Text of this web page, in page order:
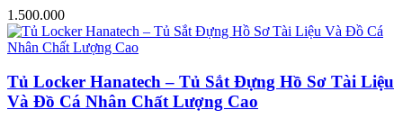
1.500.000
Tủ Locker Hanatech – Tủ Sắt Đựng Hồ Sơ Tài Liệu
Và Đồ Cá Nhân Chất Lượng Cao